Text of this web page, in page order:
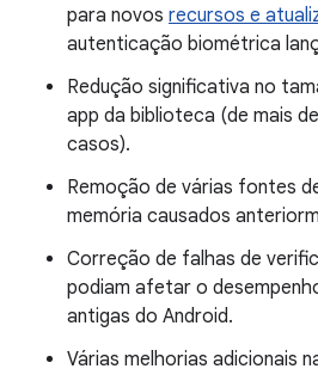
para novos recursos e
autenticação biométrica
Redução significativa no
app da biblioteca (de mais
casos).
Remoção de várias fontes
memória causados
Correção de falhas de
podiam afetar o
antigas do Android.
Várias melhorias adicionais